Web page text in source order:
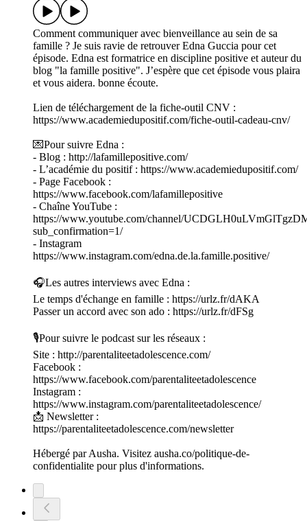
Comment communiquer avec bienveillance au sein de sa
famille ? Je suis ravie de retrouver Edna Guccia pour cet
épisode. Edna est formatrice en discipline positive et auteur du
blog "la famille positive". J’espère que cet épisode vous plaira
et vous aidera. bonne écoute.
Lien de téléchargement de la fiche-outil CNV :
https://www.academiedupositif.com/fiche-outil-cadeau-cnv/
💌Pour suivre Edna :
- Blog : http://lafamillepositive.com/
- L’académie du positif : https://www.academiedupositif.com/
- Page Facebook :
https://www.facebook.com/lafamillepositive
- Chaîne YouTube :
https://www.youtube.com/channel/
sub_confirmation=1/
- Instagram
https://www.instagram.com/edna.de.la.famille.positive/
🎧Les autres interviews avec Edna :
Le temps d'échange en famille : https://urlz.fr/dAKA
Passer un accord avec son ado : https://urlz.fr/dFSg
🎙️Pour suivre le podcast sur les réseaux :
Site : http://parentaliteetadolescence.com/
Facebook :
https://www.facebook.com/parentaliteetadolescence
Instagram :
https://www.instagram.com/parentaliteetadolescence/
📩 Newsletter :
https://parentaliteetadolescence.com/newsletter
Hébergé par Ausha. Visitez ausha.co/politique-de-
confidentialite pour plus d'informations.